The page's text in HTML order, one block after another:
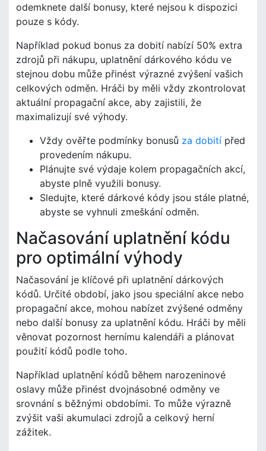
odemknete další bonusy, které nejsou k dispozici
pouze s kódy.
Například pokud bonus za dobití nabízí 50% extra
zdrojů při nákupu, uplatnění dárkového kódu ve
stejnou dobu může přinést výrazné zvýšení vašich
celkových odměn. Hráči by měli vždy zkontrolovat
aktuální propagační akce, aby zajistili, že
maximalizují své výhody.
Vždy ověřte podmínky bonusů za dobití před
provedením nákupu.
Plánujte své výdaje kolem propagačních akcí,
abyste plně využili bonusy.
Sledujte, které dárkové kódy jsou stále platné,
abyste se vyhnuli zmeškání odměn.
Načasování uplatnění kódu
pro optimální výhody
Načasování je klíčové při uplatnění dárkových
kódů. Určité období, jako jsou speciální akce nebo
propagační akce, mohou nabízet zvýšené odměny
nebo další bonusy za uplatnění kódu. Hráči by měli
věnovat pozornost hernímu kalendáři a plánovat
použití kódů podle toho.
Například uplatnění kódů během narozeninové
oslavy může přinést dvojnásobné odměny ve
srovnání s běžnými obdobími. To může výrazně
zvýšit vaši akumulaci zdrojů a celkový herní
zážitek.